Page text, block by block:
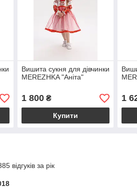
Вишита сукня для дівчинки
MEREZHKA "Аніта"
1 800₴
Купити
1
відгуків за рік